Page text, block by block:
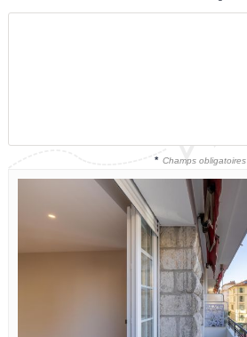
* Champs obligatoires